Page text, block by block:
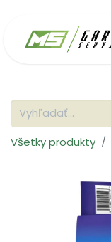
Všetky produkty